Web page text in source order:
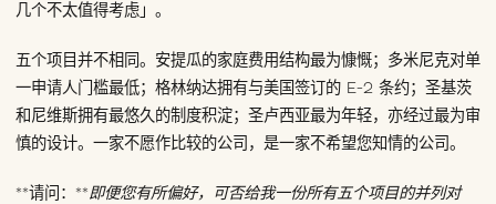
几个不太值得考虑」。
五个项目并不相同。安提瓜的家庭费用结构最为慷慨；多米尼克对单
一申请人门槛最低；格林纳达拥有与美国签订的 E-2 条约；圣基茨
和尼维斯拥有最悠久的制度积淀；圣卢西亚最为年轻，亦经过最为审
慎的设计。一家不愿作比较的公司，是一家不希望您知情的公司。
**请问：**即便您有所偏好，可否给我一份所有五个项目的并列对